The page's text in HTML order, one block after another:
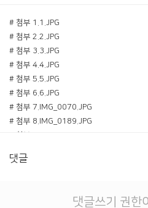
# 첨부 1.1.JPG
# 첨부 2.2.JPG
# 첨부 3.3.JPG
# 첨부 4.4.JPG
# 첨부 5.5.JPG
# 첨부 6.6.JPG
# 첨부 7.IMG_0070.JPG
# 첨부 8.IMG_0189.JPG
# 첨부 11.IMG_0842.JPG
# 첨부 14.IMG_9085.JPG
댓글
댓글쓰기 권한